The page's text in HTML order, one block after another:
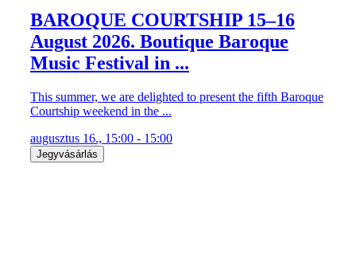
BAROQUE COURTSHIP 15–16
August 2026. Boutique Baroque
Music Festival in ...
This summer, we are delighted to present the fifth Baroque
Courtship weekend in the ...
augusztus 16., 15:00 - 15:00
Jegyvásárlás